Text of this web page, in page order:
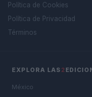
Política de Cookies
Política de Privacidad
Términos
EXPLORA LAS 2
México